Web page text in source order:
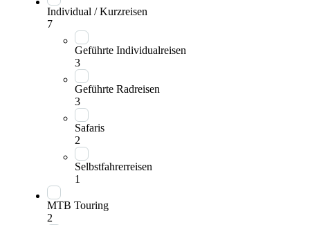
Individual / Kurzreisen
7
Geführte Individualreisen
3
Geführte Radreisen
3
Safaris
2
Selbstfahrerreisen
1
MTB Touring
2